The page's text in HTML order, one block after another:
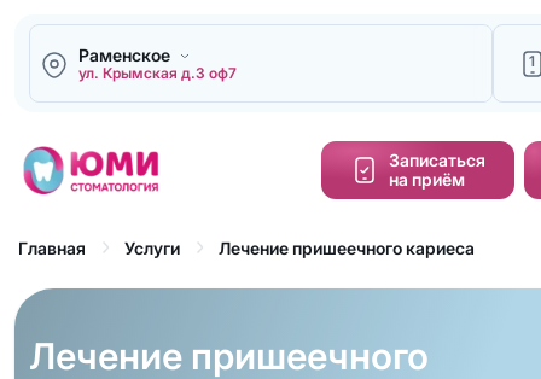
Раменское
ул. Крымская д.3 оф7
1
Записаться
на приём
Главная Услуги Лечение пришеечного кариеса
Лечение пришеечного